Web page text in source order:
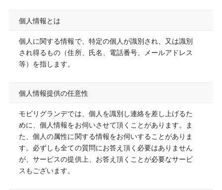
個人情報とは
個人に関する情報で、特定の個人が識別され、又は識別
され得るもの（住所、氏名、電話番号、メールアドレス
等）を指します。
個人情報提供の任意性
モビリグランデでは、個人を識別し連絡を差し上げるた
めに、個人情報をお伺いさせて頂くことがあります。ま
た、個人の属性に関する情報をお伺いすることがありま
す。必ずしも全ての質問にお答え頂く必要はありません
が、サービスの提供上、お答え頂くことが必要なサービ
スもございます。